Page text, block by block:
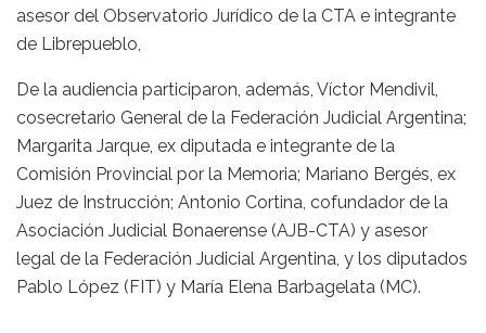
asesor del Observatorio Jurídico de la CTA e integrante
de Librepueblo,
De la audiencia participaron, además, Víctor Mendivil,
cosecretario General de la Federación Judicial Argentina;
Margarita Jarque, ex diputada e integrante de la
Comisión Provincial por la Memoria; Mariano Bergés, ex
Juez de Instrucción; Antonio Cortina, cofundador de la
Asociación Judicial Bonaerense (AJB-CTA) y asesor
legal de la Federación Judicial Argentina, y los diputados
Pablo López (FIT) y María Elena Barbagelata (MC).